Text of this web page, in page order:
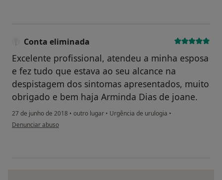
Conta eliminada
Excelente profissional, atendeu a minha esposa
e fez tudo que estava ao seu alcance na
despistagem dos sintomas apresentados, muito
obrigado e bem haja Arminda Dias de joane.
27 de junho de 2018 • outro lugar • Urgência de urulogia •
na opinião do utilizador Conta eliminada
Denunciar abuso